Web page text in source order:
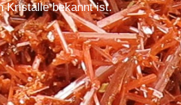
Kristalle bekannt ist.